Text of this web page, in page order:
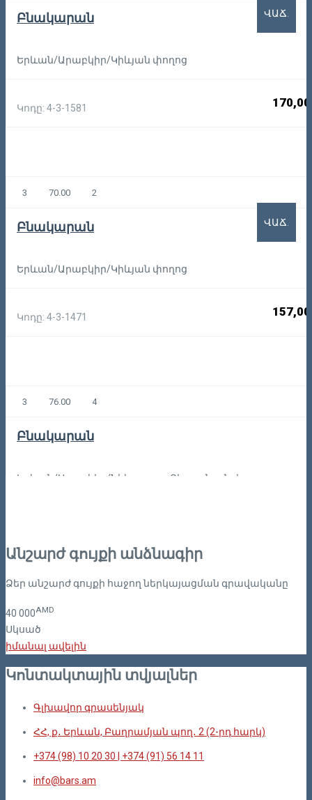
Բնակարան
Երևան/Արաբկիր/Կիևյան փողոց
Կոդը: 4-3-1581
ՎԱՃ.
3 70.00 2
Բնակարան
Երևան/Արաբկիր/Կիևյան փողոց
Կոդը: 4-3-1471
ՎԱՃ.
3 76.00 4
Բնակարան
Երևան/Արաբկիր/Նիկողայոս Տիգրանյան փողոց
Անշարժ գույքի անձնագիր
Ձեր անշարժ գույքի հաջող ներկայացման գրավականը
40 000AMD
Սկսած
իմանալ ավելին
Կոնտակտային տվյալներ
Գլխավոր գրասենյակ
ՀՀ, ք․ Երևան, Բաղրամյան պող․ 2 (2-րդ հարկ)
+374 (98) 10 20 30 | +374 (91) 56 14 11
info@bars.am